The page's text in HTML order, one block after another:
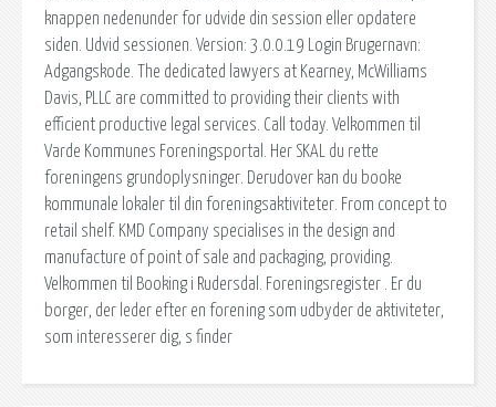
knappen nedenunder for udvide din session eller opdatere
siden. Udvid sessionen. Version: 3.0.0.19 Login Brugernavn:
Adgangskode. The dedicated lawyers at Kearney, McWilliams
Davis, PLLC are committed to providing their clients with
efficient productive legal services. Call today. Velkommen til
Varde Kommunes Foreningsportal. Her SKAL du rette
foreningens grundoplysninger. Derudover kan du booke
kommunale lokaler til din foreningsaktiviteter. From concept to
retail shelf. KMD Company specialises in the design and
manufacture of point of sale and packaging, providing.
Velkommen til Booking i Rudersdal. Foreningsregister . Er du
borger, der leder efter en forening som udbyder de aktiviteter,
som interesserer dig, s finder